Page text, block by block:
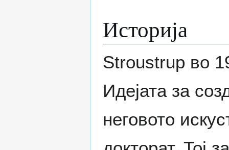
Историја
Stroustrup во
Идејата за
неговото